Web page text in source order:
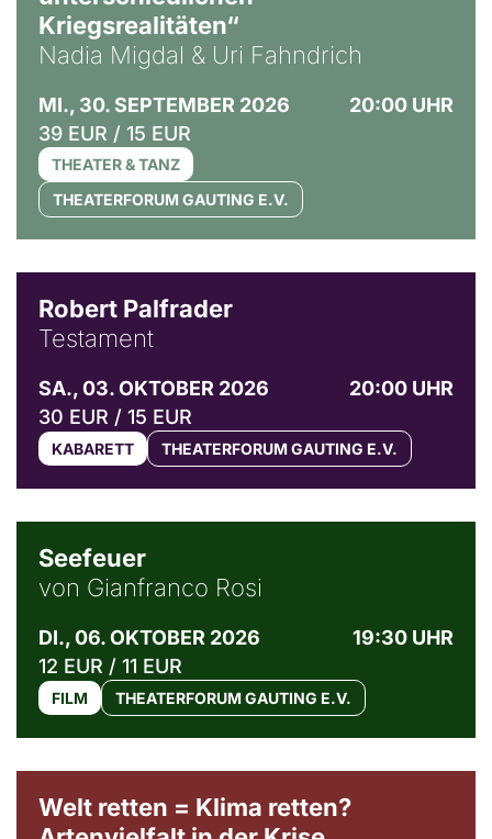
Kriegsrealitäten“
Nadia Migdal & Uri Fahndrich
MI., 30. SEPTEMBER 2026
20:00 UHR
39 EUR / 15 EUR
THEATER & TANZ
THEATERFORUM GAUTING E.V.
Robert Palfrader
Testament
SA., 03. OKTOBER 2026
20:00 UHR
30 EUR / 15 EUR
KABARETT THEATERFORUM GAUTING E.V.
Seefeuer
von Gianfranco Rosi
DI., 06. OKTOBER 2026
19:30 UHR
12 EUR / 11 EUR
FILM THEATERFORUM GAUTING E.V.
Welt retten = Klima retten?